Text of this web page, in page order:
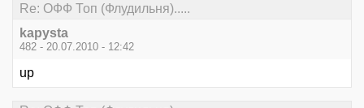
Re: ОФФ Топ (Флудильня).....
kapysta
482 - 20.07.2010 - 12:42
up